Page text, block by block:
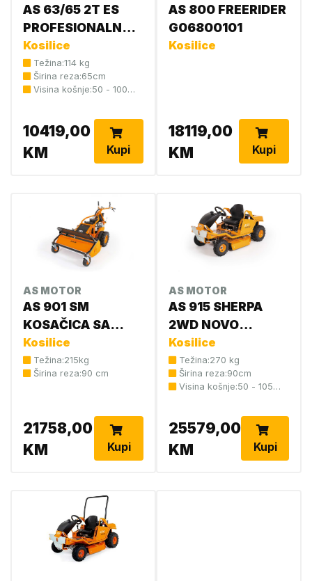
AS 63/65 2T ES
PROFESIONALNA
KOMUNALNA
KOSAČICA
G06700102
Kosilice
Težina:114 kg
Širina reza:65cm
Visina košnje:50 - 100
10419,00
KM
Kupi
AS 800 FREERIDER
G06800101
Kosilice
18119,00
KM
Kupi
AS MOTOR
AS 901 SM
KOSAČICA SA
DROBILICOM
G90100001
Kosilice
Težina:215kg
Širina reza:90 cm
21758,00
KM
Kupi
AS MOTOR
AS 915 SHERPA
2WD NOVO
KOSAČICE SA
SJEDIŠTEM
SHERPA
Kosilice
Težina:270 kg
Širina reza:90cm
Visina košnje:50 - 105
25579,00
KM
Kupi